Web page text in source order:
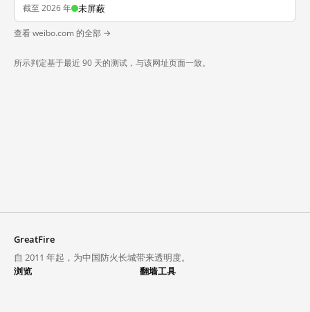
截至 2026 年 未屏蔽
查看 weibo.com 的全部 →
所示判定基于最近 90 天的测试，与该网址页面一致。
GreatFire
自 2011 年起，为中国防火长城带来透明度。
浏览
翻墙工具